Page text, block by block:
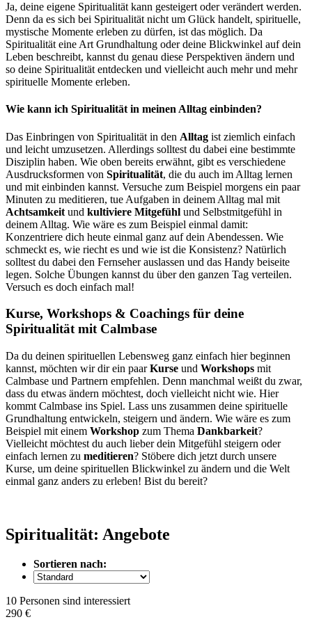
Ja, deine eigene Spiritualität kann gesteigert oder verändert werden.
Denn da es sich bei Spiritualität nicht um Glück handelt, spirituelle,
mystische Momente erleben zu dürfen, ist das möglich. Da
Spiritualität eine Art Grundhaltung oder deine Blickwinkel auf dein
Leben beschreibt, kannst du genau diese Perspektiven ändern und
so deine Spiritualität entdecken und vielleicht auch mehr und mehr
spirituelle Momente erleben.
Wie kann ich Spiritualität in meinen Alltag einbinden?
Das Einbringen von Spiritualität in den Alltag ist ziemlich einfach
und leicht umzusetzen. Allerdings solltest du dabei eine bestimmte
Disziplin haben. Wie oben bereits erwähnt, gibt es verschiedene
Ausdrucksformen von Spiritualität, die du auch im Alltag lernen
und mit einbinden kannst. Versuche zum Beispiel morgens ein paar
Minuten zu meditieren, tue Aufgaben in deinem Alltag mal mit
Achtsamkeit und kultiviere Mitgefühl und Selbstmitgefühl in
deinem Alltag. Wie wäre es zum Beispiel einmal damit:
Konzentriere dich heute einmal ganz auf dein Abendessen. Wie
schmeckt es, wie riecht es und wie ist die Konsistenz? Natürlich
solltest du dabei den Fernseher auslassen und das Handy beiseite
legen. Solche Übungen kannst du über den ganzen Tag verteilen.
Versuch es doch einfach mal!
Kurse, Workshops & Coachings für deine
Spiritualität mit Calmbase
Da du deinen spirituellen Lebensweg ganz einfach hier beginnen
kannst, möchten wir dir ein paarKurse und Workshops mit
Calmbase und Partnern empfehlen. Denn manchmal weißt du zwar,
dass du etwas ändern möchtest, doch vielleicht nicht wie. Hier
kommt Calmbase ins Spiel. Lass uns zusammen deine spirituelle
Grundhaltung entwickeln, steigern und ändern. Wie wäre es zum
Beispiel mit einem Workshop zum Thema Dankbarkeit?
Vielleicht möchtest du auch lieber dein Mitgefühl steigern oder
einfach lernen zu meditieren? Stöbere dich jetzt durch unsere
Kurse, um deine spirituellen Blickwinkel zu ändern und die Welt
einmal ganz anders zu erleben! Bist du bereit?
Spiritualität: Angebote
Sortieren nach:
10 Personen sind interessiert
290 €